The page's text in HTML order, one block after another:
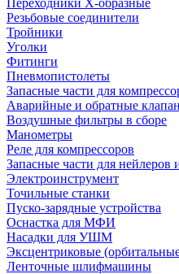
Переходники Х-образные
Резьбовые соединители
Тройники
Уголки
Фитинги
Пневмопистолеты
Запасные части для
Аварийные и обратные
Воздушные фильтры в сборе
Манометры
Реле для компрессоров
Запасные части для нейлеров
Электроинструмент
Точильные станки
Пуско-зарядные устройства
Оснастка для МФИ
Насадки для УШМ
Эксцентриковые
Ленточные шлифмашины